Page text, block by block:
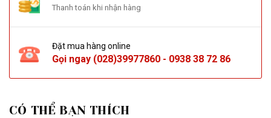
Thanh toán khi nhận hàng
Đặt mua hàng online
Gọi ngay (028)39977860 - 0938 38 72 86
CÓ THỂ BẠN THÍCH